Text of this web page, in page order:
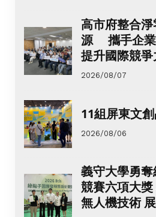
高市府整合
源 攜手企業
提升國際競爭
2026/08/07
11組屏東文
2026/08/06
義守大學勇
競賽六項大
無人機技術